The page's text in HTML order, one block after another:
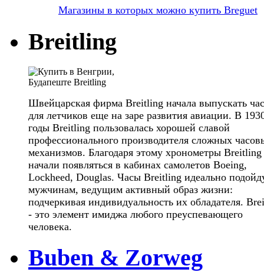
Магазины в которых можно купить Breguet
Breitling
Швейцарская фирма Breitling начала выпускать
для летчиков еще на заре развития авиации. В
годы Breitling пользовалась хорошей славой
профессионального производителя сложных
механизмов. Благодаря этому хронометры Breitling
начали появляться в кабинах самолетов Boeing,
Lockheed, Douglas. Часы Breitling идеально
мужчинам, ведущим активный образ жизни:
подчеркивая индивидуальность их обладателя.
- это элемент имиджа любого преуспевающего
человека.
Buben & Zorweg